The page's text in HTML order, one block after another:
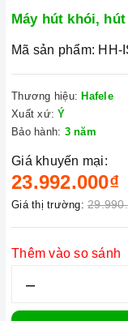
Máy hút khói,
Mã sản phẩm: HH-
Thương hiệu: Hafele
Xuất xứ: Ý
Bảo hành: 3 năm
Giá khuyến mại:
23.992.000₫
Giá thị trường:
Thêm vào so sánh
–